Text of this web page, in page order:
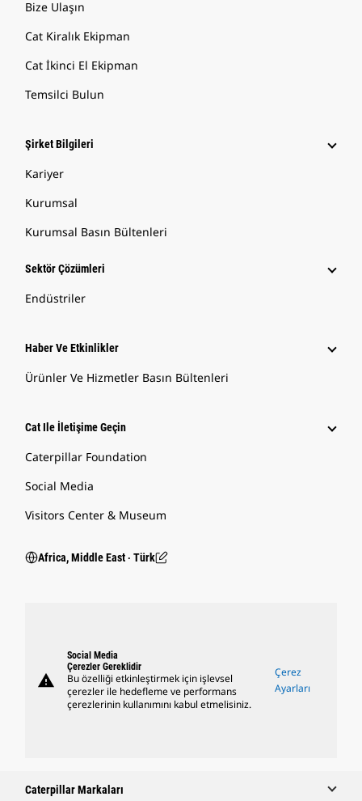
Bize Ulaşın
Cat Kiralık Ekipman
Cat İkinci El Ekipman
Temsilci Bulun
Şirket Bilgileri
Kariyer
Kurumsal
Kurumsal Basın Bültenleri
Sektör Çözümleri
Endüstriler
Haber Ve Etkinlikler
Ürünler Ve Hizmetler Basın Bültenleri
Cat Ile İletişime Geçin
Caterpillar Foundation
Social Media
Visitors Center & Museum
Africa, Middle East ‧ Türk
warning
Social Media
Çerezler Gereklidir
Bu özelliği etkinleştirmek için işlevsel
çerezler ile hedefleme ve performans
çerezlerinin kullanımını kabul etmelisiniz.
Çerez
Ayarları
Caterpillar Markaları